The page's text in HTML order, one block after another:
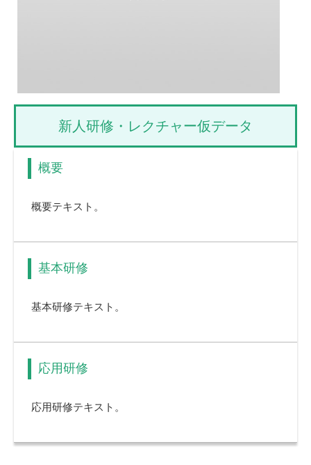
新人研修・レクチャー仮データ
概要
概要テキスト。
基本研修
基本研修テキスト。
応用研修
応用研修テキスト。